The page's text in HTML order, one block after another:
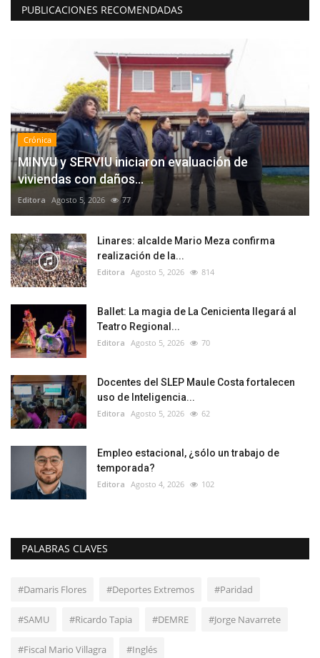
PUBLICACIONES RECOMENDADAS
Crónica
MINVU y SERVIU iniciaron evaluación de
viviendas con daños...
Editora Agosto 5, 2026 77
Linares: alcalde Mario Meza confirma
realización de la...
Editora Agosto 5, 2026 814
Ballet: La magia de La Cenicienta llegará al
Teatro Regional...
Editora Agosto 5, 2026 70
Docentes del SLEP Maule Costa fortalecen
uso de Inteligencia...
Editora Agosto 5, 2026 62
Empleo estacional, ¿sólo un trabajo de
temporada?
Editora Agosto 4, 2026 102
PALABRAS CLAVES
#Damaris Flores #Deportes Extremos #Paridad
#SAMU #Ricardo Tapia #DEMRE #Jorge Navarrete
#Fiscal Mario Villagra #Inglés